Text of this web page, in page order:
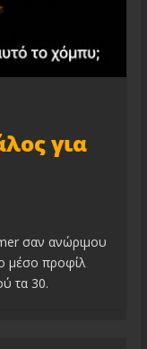
για
σαν ανώριμου
μέσο προφίλ
τα 30.